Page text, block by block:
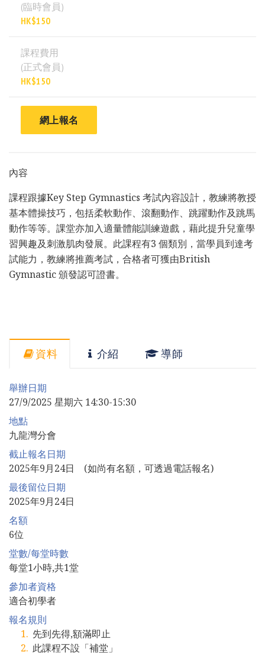
(臨時會員)
HK$150
課程費用
(正式會員)
HK$150
網上報名
內容
課程跟據Key Step Gymnastics 考試內容設計，教練將教授
基本體操技巧，包括柔軟動作、滾翻動作、跳躍動作及跳馬
動作等等。課堂亦加入適量體能訓練遊戲，藉此提升兒童學
習興趣及刺激肌肉發展。此課程有3 個類別，當學員到達考
試能力，教練將推薦考試，合格者可獲由British
Gymnastic 頒發認可證書。
資料 介紹 導師
舉辦日期
27/9/2025 星期六 14:30-15:30
地點
九龍灣分會
截止報名日期
2025年9月24日 (如尚有名額，可透過電話報名)
最後留位日期
2025年9月24日
名額
6位
堂數/每堂時數
每堂1小時,共1堂
參加者資格
適合初學者
報名規則
先到先得,額滿即止
此課程不設「補堂」